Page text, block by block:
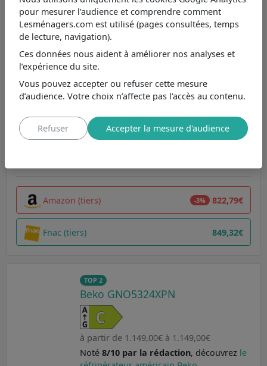
Note par caractéristique comparée au prix
Réfrigérateur américain Beko
Volume totale 532 L : l'équilibre parfait pour la famille 9.8
Réfrigérateur à froid ventilé : une fraîcheur constante sans humidité
Congélateur à froid statique - dégivrage automatique
Sans distributeur d'eau et glaçons : simplicité et capacité maximisée
7.2
Classe énergétique D : jusqu'à 27 € d'économies annuelles par rapport à G
8
Amazon (tiers) -3% 822,79€
Fnac (tiers) 849,32€
TOP 2
Beko GNO5324XPN
à partir de 1.149,00€ à 1.149,00€
Noté 8/10 par la rédaction, découvrez le
pour mesurer l’audience et comprendre comment
Lesménagers.com est utilisé (pages consultées, temps
de lecture, navigation).
Ces données nous aident à améliorer nos analyses et
l’expérience du site.
Vous pouvez accepter ou refuser cette mesure
d’audience. Votre choix n’affecte pas l’accès au contenu.
Refuser Accepter la mesure d'audience